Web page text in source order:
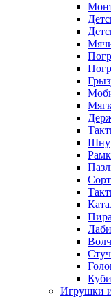
Игрушки